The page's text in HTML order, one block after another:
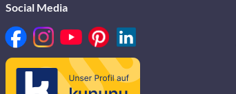
Social Media